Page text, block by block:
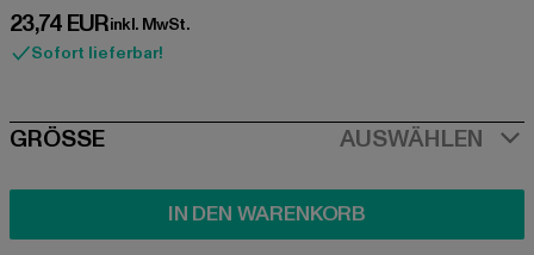
23,74 EUR
Derzeitiger Preis: 23,74 EUR
inkl. MwSt.
Sofort lieferbar!
SIZE
GRÖSSE AUSWÄHLEN
IN DEN WARENKORB